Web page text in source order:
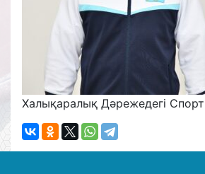
Халықаралық Дәрежедегі